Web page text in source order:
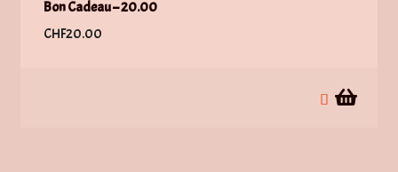
Bon Cadeau – 20.00
CHF20.00